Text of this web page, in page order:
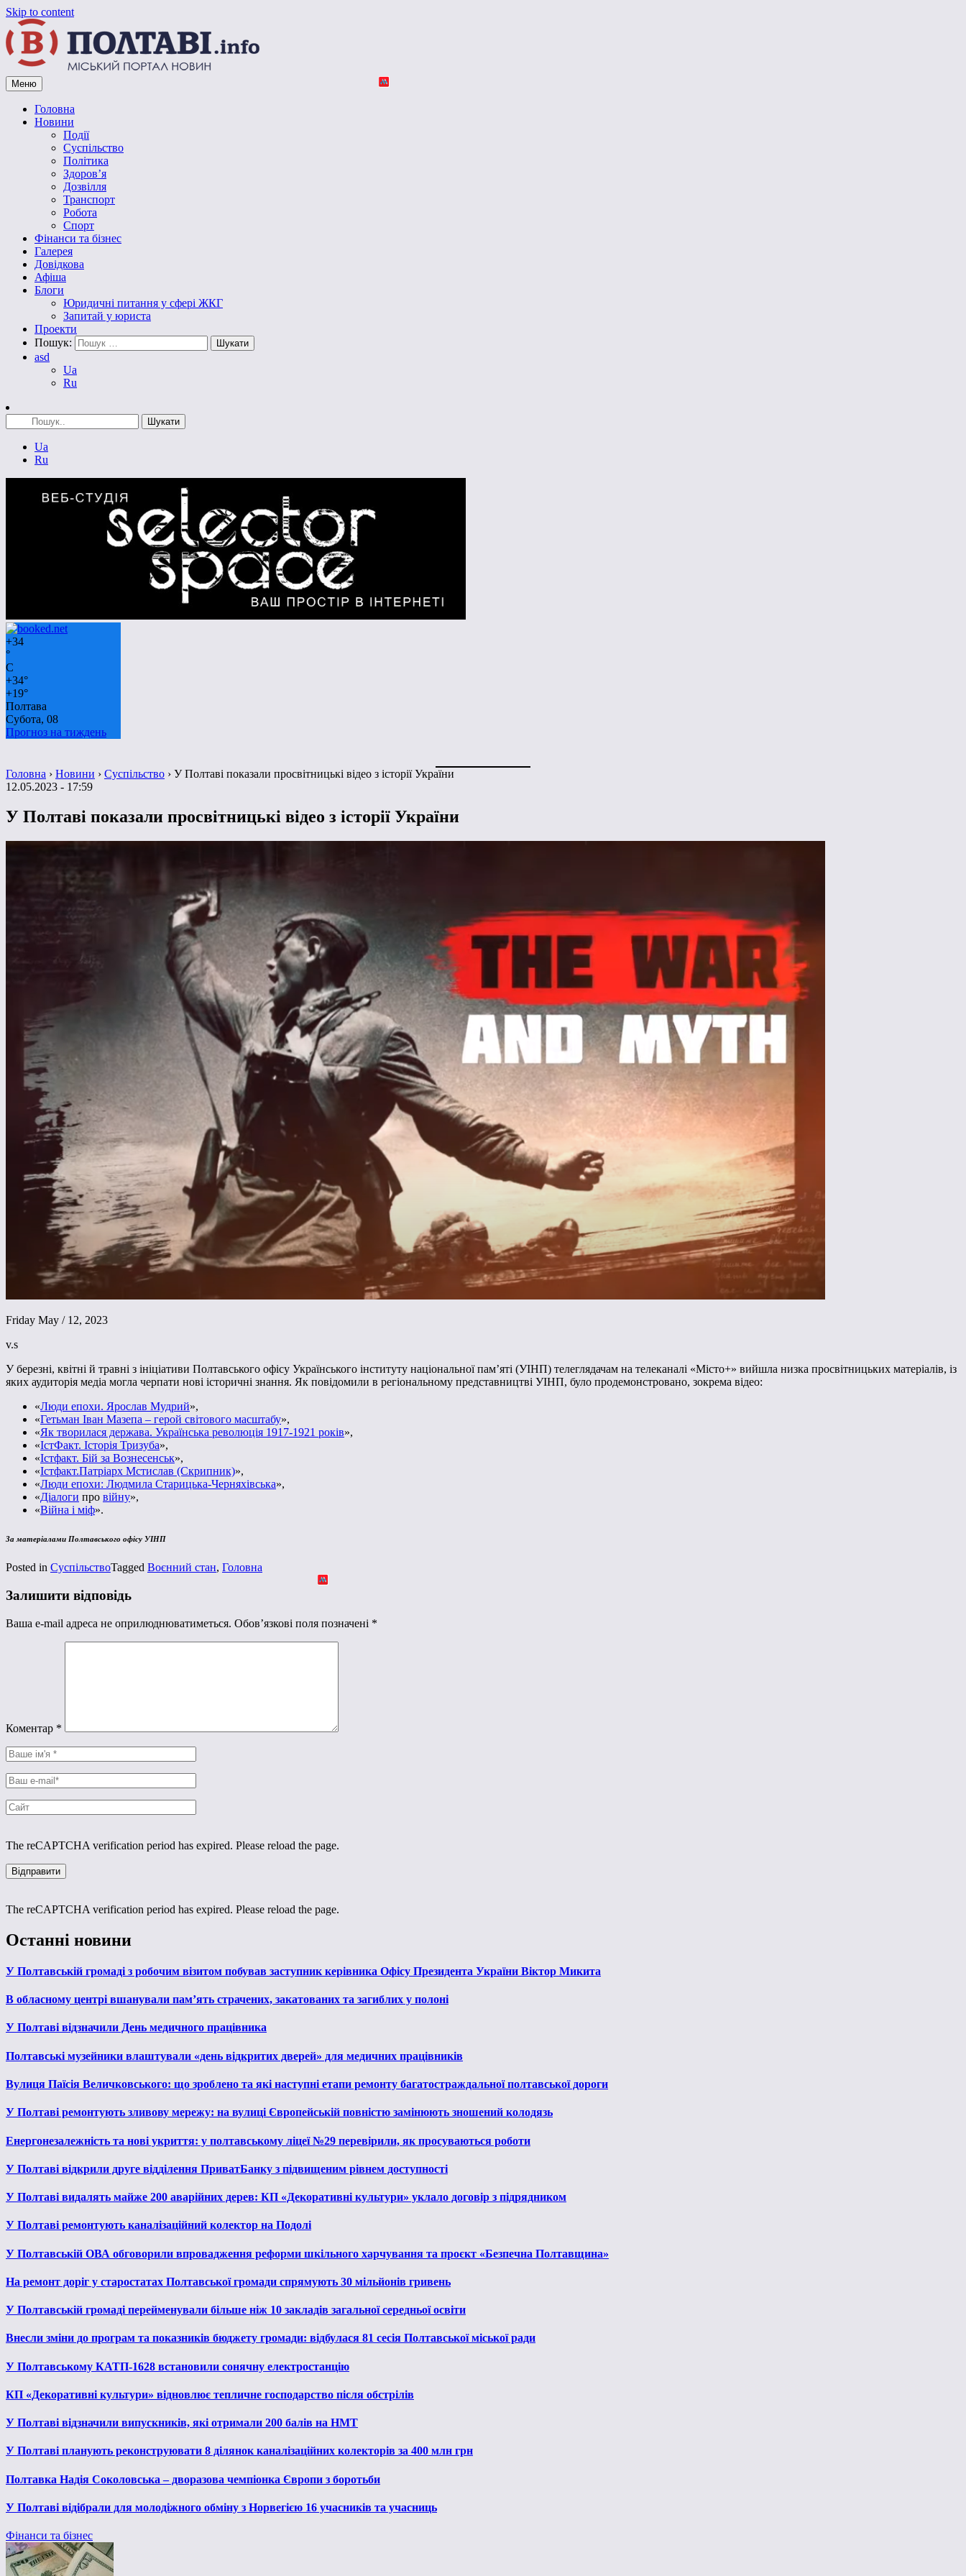
Skip to content
Vpoltave.info
Полтавський портал новин
Меню
Головна
Новини
Події
Суспільство
Політика
Здоров’я
Дозвілля
Транспорт
Робота
Спорт
Фінанси та бізнес
Галерея
Довідкова
Афіша
Блоги
Юридичні питання у сфері ЖКГ
Запитай у юриста
Проекти
Пошук:
asd
Ua
Ru
Ua
Ru
+34
°
C
+34°
+19°
Полтава
Субота, 08
Прогноз на тиждень
Головна › Новини › Суспільство › У Полтаві показали просвітницькі відео з історії України
12.05.2023 - 17:59
У Полтаві показали просвітницькі відео з історії України
Friday May / 12, 2023
v.s
У березні, квітні й травні з ініціативи Полтавського офісу Українського інституту національної пам’яті (УІНП) телеглядачам на телеканалі «Місто+» вийшла низка просвітницьких матеріалів, із
яких аудиторія медіа могла черпати нові історичні знання. Як повідомили в регіональному представництві УІНП, було продемонстровано, зокрема відео:
«Люди епохи. Ярослав Мудрий»,
«Гетьман Іван Мазепа – герой світового масштабу»,
«Як творилася держава. Українська революція 1917-1921 років»,
«ІстФакт. Історія Тризуба»,
«Істфакт. Бій за Вознесенськ»,
«Істфакт.Патріарх Мстислав (Скрипник)»,
«Люди епохи: Людмила Старицька-Черняхівська»,
«Діалоги про війну»,
«Війна і міф».
За матеріалами Полтавського офісу УІНП
Posted in СуспільствоTagged Воєнний стан, Головна
Залишити відповідь
Ваша e-mail адреса не оприлюднюватиметься. Обов’язкові поля позначені *
Коментар *
The reCAPTCHA verification period has expired. Please reload the page.
The reCAPTCHA verification period has expired. Please reload the page.
Останні новини
У Полтавській громаді з робочим візитом побував заступник керівника Офісу Президента України Віктор Микита
В обласному центрі вшанували пам’ять страчених, закатованих та загиблих у полоні
У Полтаві відзначили День медичного працівника
Полтавські музейники влаштували «день відкритих дверей» для медичних працівників
Вулиця Паїсія Величковського: що зроблено та які наступні етапи ремонту багатостраждальної полтавської дороги
У Полтаві ремонтують зливову мережу: на вулиці Європейській повністю замінюють зношений колодязь
Енергонезалежність та нові укриття: у полтавському ліцеї №29 перевірили, як просуваються роботи
У Полтаві відкрили друге відділення ПриватБанку з підвищеним рівнем доступності
У Полтаві видалять майже 200 аварійних дерев: КП «Декоративні культури» уклало договір з підрядником
У Полтаві ремонтують каналізаційний колектор на Подолі
У Полтавській ОВА обговорили впровадження реформи шкільного харчування та проєкт «Безпечна Полтавщина»
На ремонт доріг у старостатах Полтавської громади спрямують 30 мільйонів гривень
У Полтавській громаді перейменували більше ніж 10 закладів загальної середньої освіти
Внесли зміни до програм та показників бюджету громади: відбулася 81 сесія Полтавської міської ради
У Полтавському КАТП-1628 встановили сонячну електростанцію
КП «Декоративні культури» відновлює тепличне господарство після обстрілів
У Полтаві відзначили випускників, які отримали 200 балів на НМТ
У Полтаві планують реконструювати 8 ділянок каналізаційних колекторів за 400 млн грн
Полтавка Надія Соколовська – дворазова чемпіонка Європи з боротьби
У Полтаві відібрали для молодіжного обміну з Норвегією 16 учасників та учасниць
Фінанси та бізнес